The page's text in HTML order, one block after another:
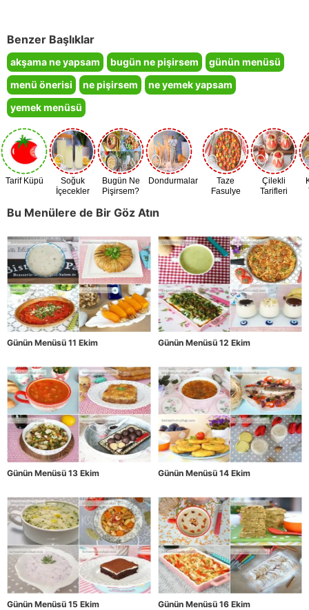
Benzer Başlıklar
akşama ne yapsam bugün ne pişirsem
günün menüsü
menü önerisi
ne pişirsem
ne yemek yapsam
yemek menüsü
Tarif Küpü
Soğuk
İçecekler
Bugün Ne
Pişirsem?
Dondurmalar
Taze
Fasulye
Çilekli
Tarifleri
Bu Menülere de Bir Göz Atın
Günün Menüsü 11 Ekim Günün Menüsü 12 Ekim
Günün Menüsü 13 Ekim Günün Menüsü 14 Ekim
Günün Menüsü 15 Ekim Günün Menüsü 16 Ekim